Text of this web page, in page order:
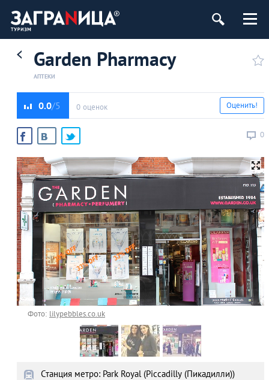
Garden Pharmacy
АПТЕКИ
0.0 0 оценок
0
Оценить!
Фото: lilypebbles.co.uk
Станция метро: Park Royal (Piccadilly (Пикадилли))